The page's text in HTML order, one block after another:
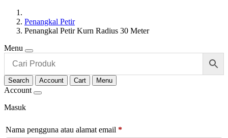
Penangkal Petir
Penangkal Petir Kurn Radius 30 Meter
Menu
Search Account Cart Menu
Account
Masuk
Nama pengguna atau alamat email *